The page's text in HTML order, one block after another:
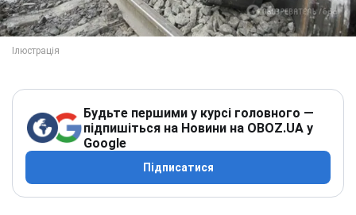
Будьте першими у курсі головного —
підпишіться на Новини на OBOZ.UA у
Google
Підписатися